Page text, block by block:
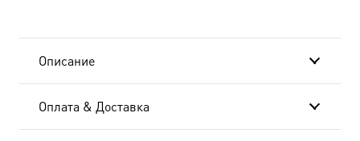
Описание
Оплата & Доставка